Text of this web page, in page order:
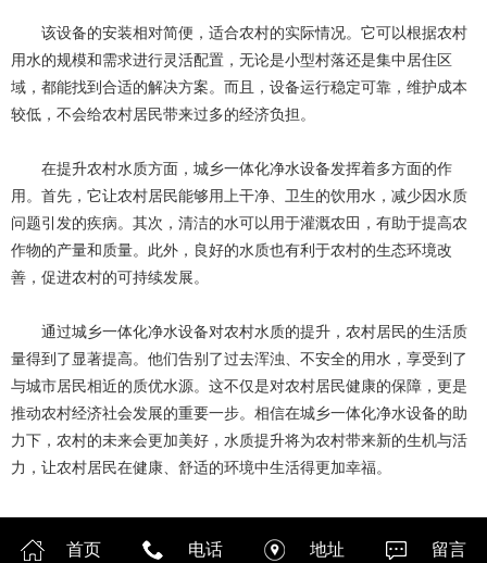
该设备的安装相对简便，适合农村的实际情况。它可以根据农村
用水的规模和需求进行灵活配置，无论是小型村落还是集中居住区
域，都能找到合适的解决方案。而且，设备运行稳定可靠，维护成本
较低，不会给农村居民带来过多的经济负担。
在提升农村水质方面，城乡一体化净水设备发挥着多方面的作
用。首先，它让农村居民能够用上干净、卫生的饮用水，减少因水质
问题引发的疾病。其次，清洁的水可以用于灌溉农田，有助于提高农
作物的产量和质量。此外，良好的水质也有利于农村的生态环境改
善，促进农村的可持续发展。
通过城乡一体化净水设备对农村水质的提升，农村居民的生活质
量得到了显著提高。他们告别了过去浑浊、不安全的用水，享受到了
与城市居民相近的质优水源。这不仅是对农村居民健康的保障，更是
推动农村经济社会发展的重要一步。相信在城乡一体化净水设备的助
力下，农村的未来会更加美好，水质提升将为农村带来新的生机与活
力，让农村居民在健康、舒适的环境中生活得更加幸福。
首页 电话 地址 留言